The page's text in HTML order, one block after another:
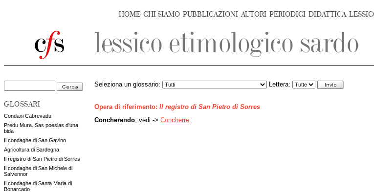
HOME CHI SIAMO PUBBLICAZIONI AUTORI PERIODICI DIDATTICA
GLOSSARI
Condaxi Cabrevadu
Predu Mura. Sas poesias d'una
bida
Il condaghe di San Gavino
Agricoltura di Sardegna
Il registro di San Pietro di Sorres
Il condaghe di San Michele di
Salvennor
Il condaghe di Santa Maria di
Bonarcado
Seleziona un glossario: Lettera:
Opera di riferimento: Il registro di San Pietro di Sorres
Concherendo , vedi -> Concherre